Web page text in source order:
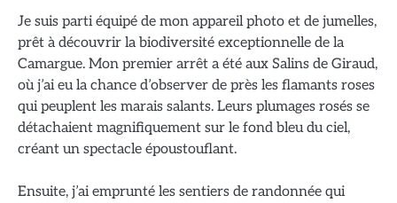
Je suis parti équipé de mon appareil photo et de jumelles,
prêt à découvrir la biodiversité exceptionnelle de la
Camargue. Mon premier arrêt a été aux Salins de Giraud,
où j’ai eu la chance d’observer de près les flamants roses
qui peuplent les marais salants. Leurs plumages rosés se
détachaient magnifiquement sur le fond bleu du ciel,
créant un spectacle époustouflant.
Ensuite, j’ai emprunté les sentiers de randonnée qui